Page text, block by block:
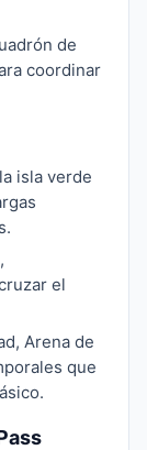
de
coordinar
isla verde
el
Arena de
que